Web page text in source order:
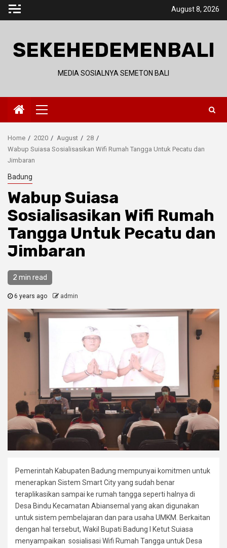
Skip
August 8, 2026
SEKEHEDEMENBALI
MEDIA SOSIALNYA SEMETON BALI
Primary
Menu
Home 2020 August
28
Wabup Suiasa Sosialisasikan Wifi Rumah Tangga Untuk Pecatu dan
Jimbaran
Badung
Wabup Suiasa
Sosialisasikan Wifi Rumah
Tangga Untuk Pecatu dan
Jimbaran
2 min read
6 years ago admin
Pemerintah Kabupaten Badung mempunyai komitmen untuk
menerapkan Sistem Smart City yang sudah benar
teraplikasikan sampai ke rumah tangga seperti halnya di
Desa Bindu Kecamatan Abiansemal yang akan digunakan
untuk sistem pembelajaran dan para usaha UMKM. Berkaitan
dengan hal tersebut, Wakil Bupati Badung I Ketut Suiasa
menyampaikan sosialisasi Wifi Rumah Tangga untuk Desa